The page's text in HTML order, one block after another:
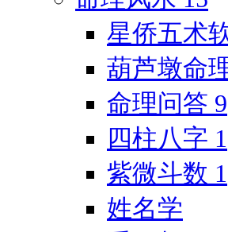
星侨五术
葫芦墩命
命理问答 9
四柱八字 1
紫微斗数 1
姓名学